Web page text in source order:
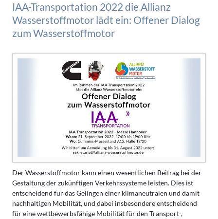
IAA-Transportation 2022 die Allianz
Wasserstoffmotor lädt ein: Offener Dialog
zum Wasserstoffmotor
Der Wasserstoffmotor kann einen wesentlichen Beitrag bei der
Gestaltung der zukünftigen Verkehrssysteme leisten. Dies ist
entscheidend für das Gelingen einer klimaneutralen und damit
nachhaltigen Mobilität, und dabei insbesondere entscheidend
für eine wettbewerbsfähige Mobilität für den Transport-,